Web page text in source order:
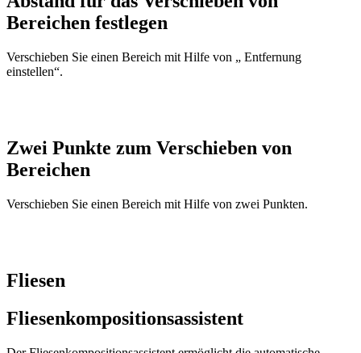
Bereichen festlegen
Verschieben Sie einen Bereich mit Hilfe von „ Entfernung
einstellen“.
Zwei Punkte zum Verschieben von
Bereichen
Verschieben Sie einen Bereich mit Hilfe von zwei Punkten.
Fliesen
Fliesenkompositionsassistent